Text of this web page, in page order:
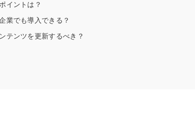
イントは？
業でも導入できる？
テンツを更新するべき？